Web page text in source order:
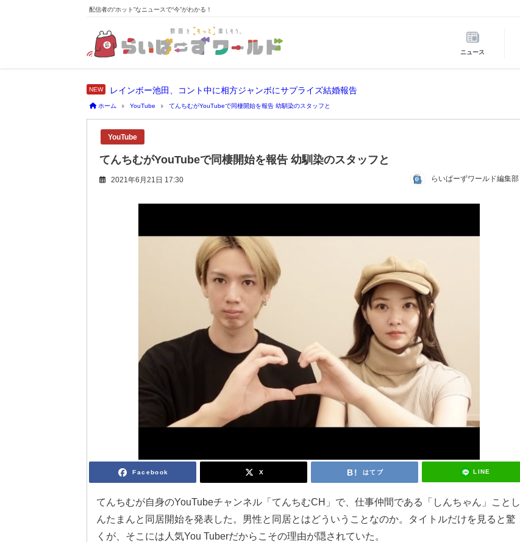
配信者の“ホット”なニュースで“今”がわかる！
ニュース
レインボー池田、コント中に相方ジャンボにサプライズ結婚報告
ホーム YouTube てんちむがYouTubeで同棲開始を報告 幼馴染のスタッフと
YouTube
てんちむがYouTubeで同棲開始を報告 幼馴染のスタッフと
2021年6月21日 17:30 らいばーずワールド編集部
Facebook X はてブ LINE
てんちむが自身のYouTubeチャンネル「てんちむCH」で、仕事仲間である「しんちゃん」ことし
んたまんと同居開始を発表した。男性と同居とはどういうことなのか。タイトルだけを見ると驚
くが、そこには人気You Tuberだからこその理由が隠されていた。